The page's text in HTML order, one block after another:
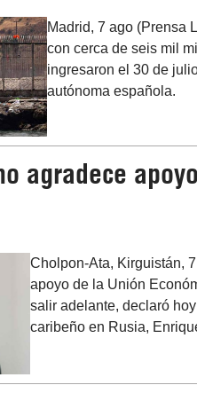
Madrid, 7 ago (Prensa
con cerca de seis mil
ingresaron el 30 de
autónoma española.
agradece
Cholpon-Ata, Kirguistán,
apoyo de la Unión
salir adelante, declaró
caribeño en Rusia,